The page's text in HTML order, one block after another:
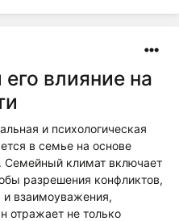
влияние на
и психологическая
в семье на основе
климат включает
разрешения конфликтов,
взаимоуважения,
отражает не только